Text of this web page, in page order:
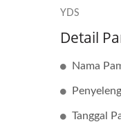
YDS
Detail
Nama
Tanggal